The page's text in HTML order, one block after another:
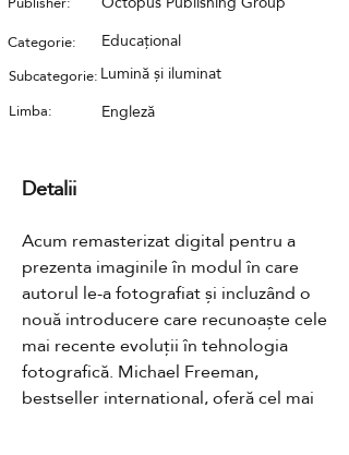
Categorie: Educațional
Subcategorie: Lumină și iluminat
Limba: Engleză
Detalii
Acum remasterizat digital pentru a
prezenta imaginile în modul în care
autorul le-a fotografiat și incluzând o
nouă introducere care recunoaște cele
mai recente evoluții în tehnologia
fotografică. Michael Freeman,
bestseller internațional, oferă cel mai